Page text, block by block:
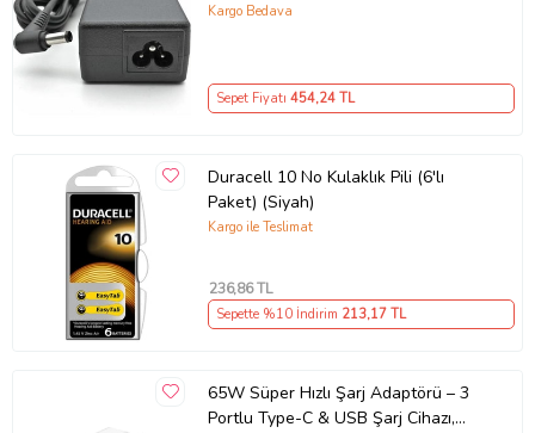
Kargo Bedava
Sepet Fiyatı 454,24 TL
Duracell 10 No Kulaklık Pili (6'lı
Paket) (Siyah)
Kargo ile Teslimat
236,86 TL
Sepette %10 İndirim 213,17 TL
65W Süper Hızlı Şarj Adaptörü – 3
Portlu Type-C & USB Şarj Cihazı,